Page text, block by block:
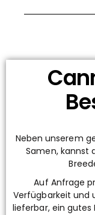
Neben unserem
Samen, kannst
Auf Anfrage
Verfügbarkeit und
lieferbar, ein gutes